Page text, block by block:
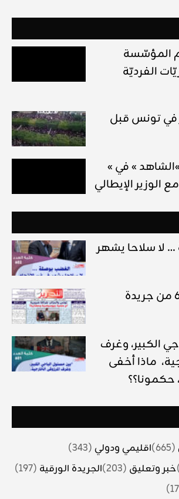
المؤسّسة
الفرديّة
في تونس قبل
« نابل » تنزف… و »الشاهد » في
الإيطالي
لا سلاحا يشهر
صدور العدد 602 من جريدة
الكبير، وغرف
ماذا أخفى
حكمونا؟؟
(665) اقليمي ودولي (343)
خبر وتعليق (203) الجريدة الورقية (197)